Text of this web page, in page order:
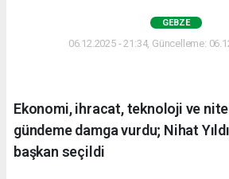
GEBZE
06.12.2025 - 21:34, Güncelleme:
Ekonomi, ihracat, teknoloji ve
gündeme damga vurdu; Nihat
başkan seçildi